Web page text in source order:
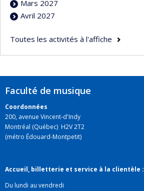
Mars 2027
Avril 2027
Toutes les activités à l'affiche
Faculté de musique
Coordonnées
200, avenue Vincent-d'Indy
Montréal (Québec) H2V 2T2
(métro Édouard-Montpetit)
Accueil, billetterie et service à la clientèle :
Du lundi au vendredi